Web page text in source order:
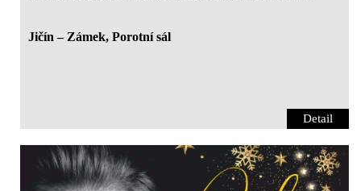
Jičín – Zámek, Porotní sál
Detail